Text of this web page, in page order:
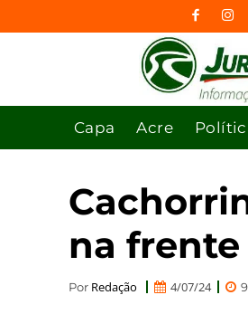
Capa Acre
na frente
Por Redação 4/07/24